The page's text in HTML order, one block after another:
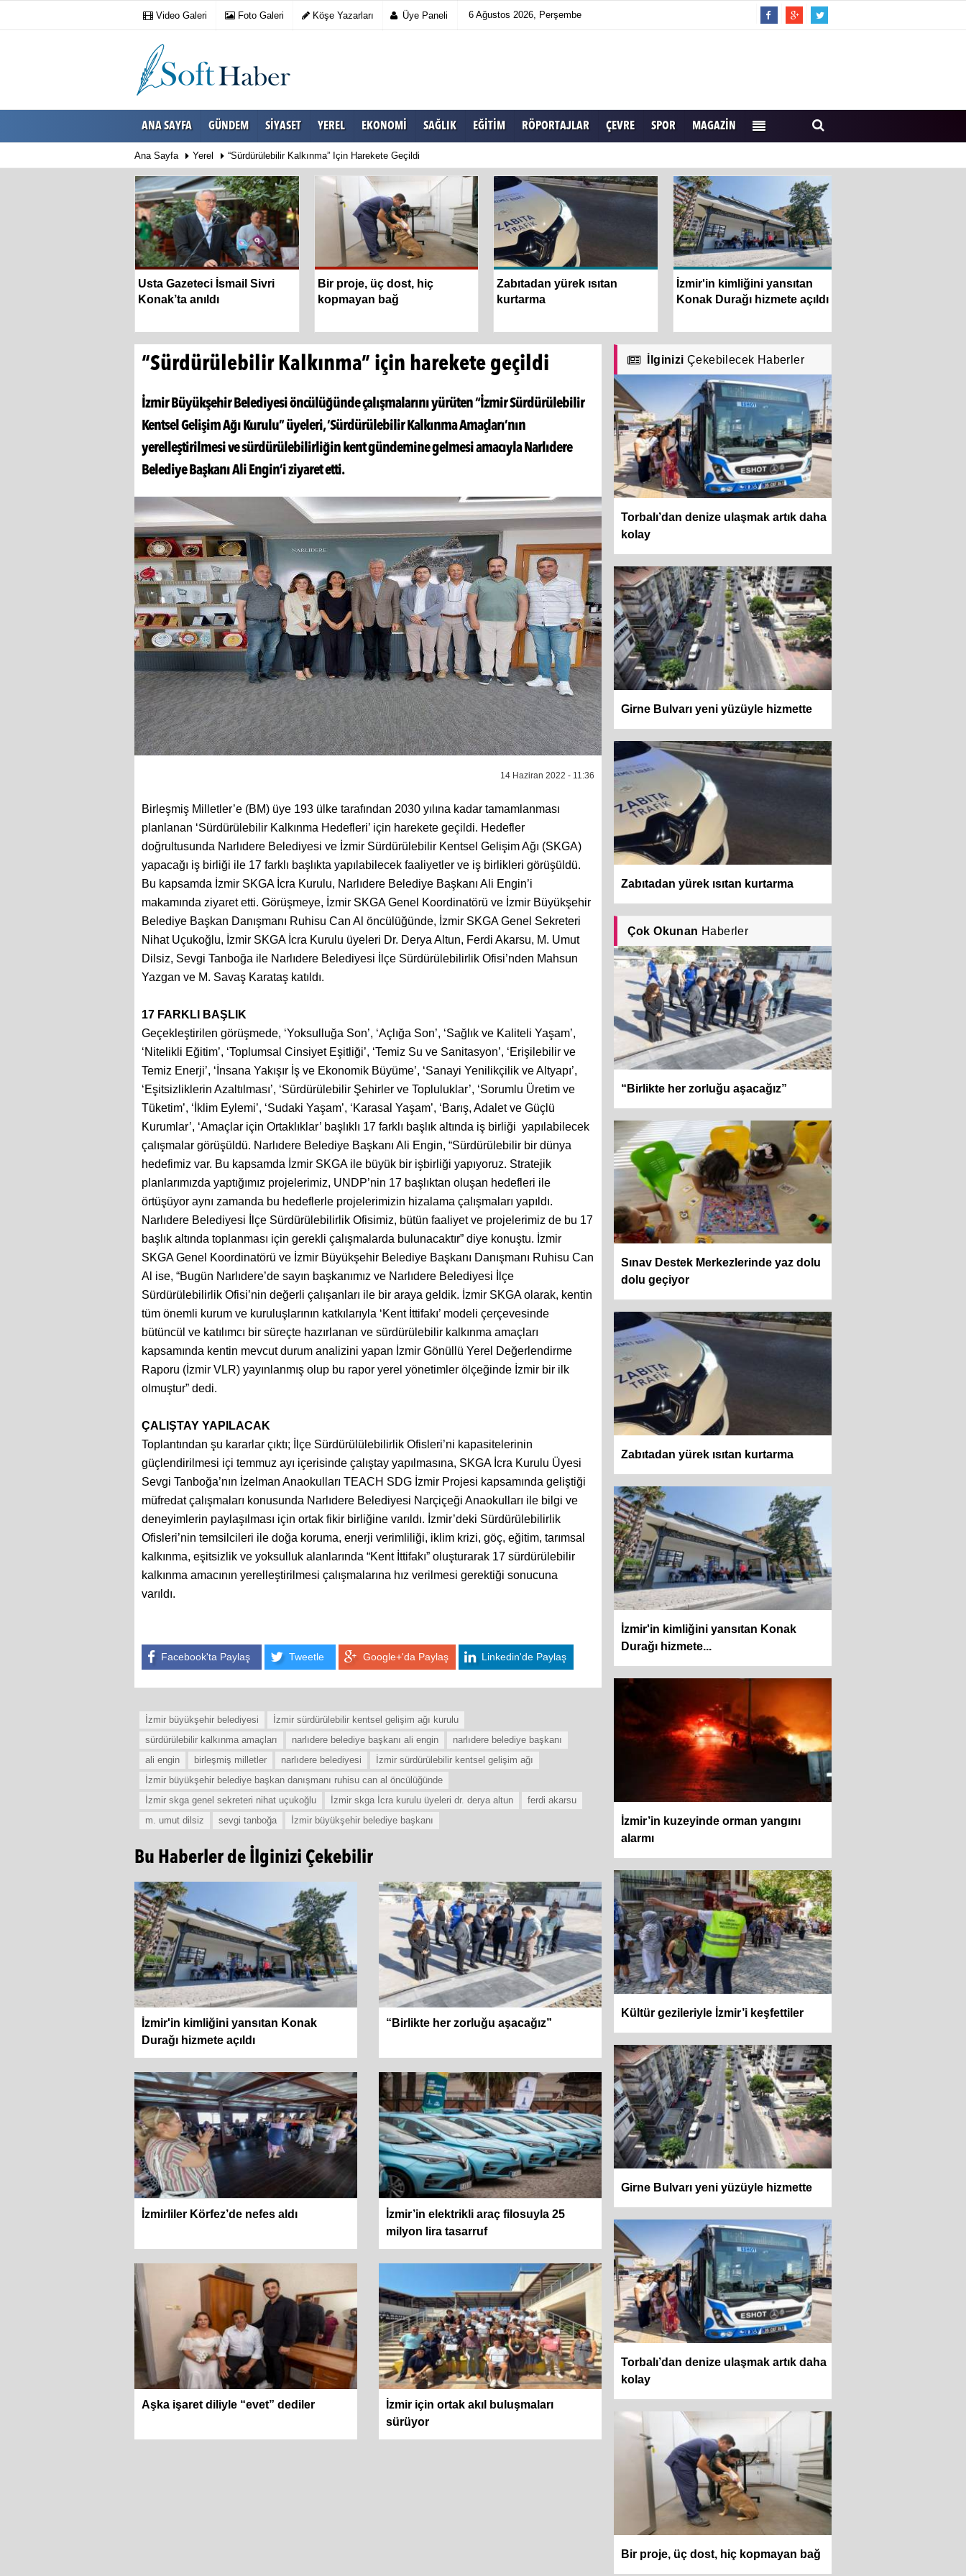
Video Galeri Foto Galeri Köşe Yazarları Üye Paneli 6 Ağustos 2026, Perşembe
ANA SAYFA GÜNDEM SIYASET YEREL EKONOMI SAĞLIK EĞITIM RÖPORTAJLAR ÇEVRE SPOR MAGAZIN
Ana Sayfa Yerel “Sürdürülebilir Kalkınma” Için Harekete Geçildi
Usta Gazeteci İsmail Sivri
Konak’ta anıldı
Bir proje, üç dost, hiç
kopmayan bağ
Zabıtadan yürek ısıtan
kurtarma
İzmir'in kimliğini yansıtan
Konak Durağı hizmete açıldı
“Sürdürülebilir Kalkınma” için harekete geçildi
İzmir Büyükşehir Belediyesi öncülüğünde çalışmalarını yürüten “İzmir Sürdürülebilir
Kentsel Gelişim Ağı Kurulu” üyeleri, ‘Sürdürülebilir Kalkınma Amaçları’nın
yerelleştirilmesi ve sürdürülebilirliğin kent gündemine gelmesi amacıyla Narlıdere
Belediye Başkanı Ali Engin’i ziyaret etti.
14 Haziran 2022 - 11:36
Birleşmiş Milletler’e (BM) üye 193 ülke tarafından 2030 yılına kadar tamamlanması
planlanan ‘Sürdürülebilir Kalkınma Hedefleri’ için harekete geçildi. Hedefler
doğrultusunda Narlıdere Belediyesi ve İzmir Sürdürülebilir Kentsel Gelişim Ağı (SKGA)
yapacağı iş birliği ile 17 farklı başlıkta yapılabilecek faaliyetler ve iş birlikleri görüşüldü.
Bu kapsamda İzmir SKGA İcra Kurulu, Narlıdere Belediye Başkanı Ali Engin’i
makamında ziyaret etti. Görüşmeye, İzmir SKGA Genel Koordinatörü ve İzmir Büyükşehir
Belediye Başkan Danışmanı Ruhisu Can Al öncülüğünde, İzmir SKGA Genel Sekreteri
Nihat Uçukoğlu, İzmir SKGA İcra Kurulu üyeleri Dr. Derya Altun, Ferdi Akarsu, M. Umut
Dilsiz, Sevgi Tanboğa ile Narlıdere Belediyesi İlçe Sürdürülebilirlik Ofisi’nden Mahsun
Yazgan ve M. Savaş Karataş katıldı.
17 FARKLI BAŞLIK
Geçekleştirilen görüşmede, ‘Yoksulluğa Son’, ‘Açlığa Son’, ‘Sağlık ve Kaliteli Yaşam’,
‘Nitelikli Eğitim’, ‘Toplumsal Cinsiyet Eşitliği’, ‘Temiz Su ve Sanitasyon’, ‘Erişilebilir ve
Temiz Enerji’, ‘İnsana Yakışır İş ve Ekonomik Büyüme’, ‘Sanayi Yenilikçilik ve Altyapı’,
‘Eşitsizliklerin Azaltılması’, ‘Sürdürülebilir Şehirler ve Topluluklar’, ‘Sorumlu Üretim ve
Tüketim’, ‘İklim Eylemi’, ‘Sudaki Yaşam’, ‘Karasal Yaşam’, ‘Barış, Adalet ve Güçlü
Kurumlar’, ‘Amaçlar için Ortaklıklar’ başlıklı 17 farklı başlık altında iş birliği yapılabilecek
çalışmalar görüşüldü. Narlıdere Belediye Başkanı Ali Engin, “Sürdürülebilir bir dünya
hedefimiz var. Bu kapsamda İzmir SKGA ile büyük bir işbirliği yapıyoruz. Stratejik
planlarımızda yaptığımız projelerimiz, UNDP’nin 17 başlıktan oluşan hedefleri ile
örtüşüyor aynı zamanda bu hedeflerle projelerimizin hizalama çalışmaları yapıldı.
Narlıdere Belediyesi İlçe Sürdürülebilirlik Ofisimiz, bütün faaliyet ve projelerimiz de bu 17
başlık altında toplanması için gerekli çalışmalarda bulunacaktır” diye konuştu. İzmir
SKGA Genel Koordinatörü ve İzmir Büyükşehir Belediye Başkanı Danışmanı Ruhisu Can
Al ise, “Bugün Narlıdere’de sayın başkanımız ve Narlıdere Belediyesi İlçe
Sürdürülebilirlik Ofisi’nin değerli çalışanları ile bir araya geldik. İzmir SKGA olarak, kentin
tüm önemli kurum ve kuruluşlarının katkılarıyla ‘Kent İttifakı’ modeli çerçevesinde
bütüncül ve katılımcı bir süreçte hazırlanan ve sürdürülebilir kalkınma amaçları
kapsamında kentin mevcut durum analizini yapan İzmir Gönüllü Yerel Değerlendirme
Raporu (İzmir VLR) yayınlanmış olup bu rapor yerel yönetimler ölçeğinde İzmir bir ilk
olmuştur” dedi.
ÇALIŞTAY YAPILACAK
Toplantından şu kararlar çıktı; İlçe Sürdürülülebilirlik Ofisleri’ni kapasitelerinin
güçlendirilmesi içi temmuz ayı içerisinde çalıştay yapılmasına, SKGA İcra Kurulu Üyesi
Sevgi Tanboğa’nın İzelman Anaokulları TEACH SDG İzmir Projesi kapsamında geliştiği
müfredat çalışmaları konusunda Narlıdere Belediyesi Narçiçeği Anaokulları ile bilgi ve
deneyimlerin paylaşılması için ortak fikir birliğine varıldı. İzmir’deki Sürdürülebilirlik
Ofisleri’nin temsilcileri ile doğa koruma, enerji verimliliği, iklim krizi, göç, eğitim, tarımsal
kalkınma, eşitsizlik ve yoksulluk alanlarında “Kent İttifakı” oluşturarak 17 sürdürülebilir
kalkınma amacının yerelleştirilmesi çalışmalarına hız verilmesi gerektiği sonucuna
varıldı.
Facebook'ta Paylaş Tweetle Google+'da Paylaş Linkedin'de Paylaş
İzmir büyükşehir belediyesi
İzmir sürdürülebilir kentsel gelişim ağı kurulu
sürdürülebilir kalkınma amaçları
narlıdere belediye başkanı ali engin
narlıdere belediye başkanı
ali engin
birleşmiş milletler narlıdere belediyesi
İzmir sürdürülebilir kentsel gelişim ağı
İzmir büyükşehir belediye başkan danışmanı ruhisu can al öncülüğünde
İzmir skga genel sekreteri nihat uçukoğlu
İzmir skga İcra kurulu üyeleri dr. derya altun
ferdi akarsu
m. umut dilsiz
sevgi tanboğa İzmir büyükşehir belediye başkanı
Bu Haberler de İlginizi Çekebilir
İzmir'in kimliğini yansıtan Konak
Durağı hizmete açıldı
“Birlikte her zorluğu aşacağız”
İzmirliler Körfez’de nefes aldı
İzmir’in elektrikli araç filosuyla 25
milyon lira tasarruf
Aşka işaret diliyle “evet” dediler
İzmir için ortak akıl buluşmaları
sürüyor
İlginizi Çekebilecek Haberler
Torbalı’dan denize ulaşmak artık daha
kolay
Girne Bulvarı yeni yüzüyle hizmette
Zabıtadan yürek ısıtan kurtarma
Çok Okunan Haberler
“Birlikte her zorluğu aşacağız”
Sınav Destek Merkezlerinde yaz dolu
dolu geçiyor
Zabıtadan yürek ısıtan kurtarma
İzmir'in kimliğini yansıtan Konak
Durağı hizmete...
İzmir’in kuzeyinde orman yangını
alarmı
Kültür gezileriyle İzmir’i keşfettiler
Girne Bulvarı yeni yüzüyle hizmette
Torbalı’dan denize ulaşmak artık daha
kolay
Bir proje, üç dost, hiç kopmayan bağ